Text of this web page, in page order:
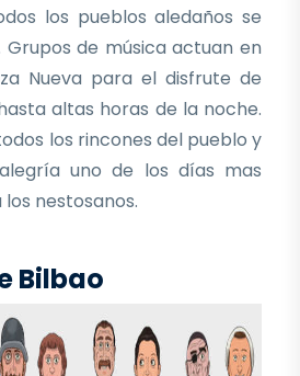
los pueblos aledaños se
de música actuan en
Nueva para el disfrute de
altas horas de la noche.
los rincones del pueblo y
uno de los días mas
nestosanos.
Bilbao